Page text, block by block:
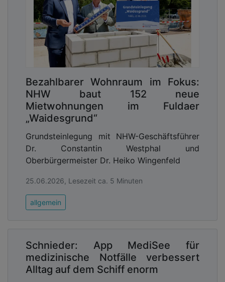
Bezahlbarer Wohnraum im Fokus:
NHW baut 152 neue
Mietwohnungen im Fuldaer
„Waidesgrund“
Grundsteinlegung mit NHW-Geschäftsführer
Dr. Constantin Westphal und
Oberbürgermeister Dr. Heiko Wingenfeld
25.06.2026, Lesezeit ca. 5 Minuten
allgemein
Schnieder: App MediSee für
medizinische Notfälle verbessert
Alltag auf dem Schiff enorm